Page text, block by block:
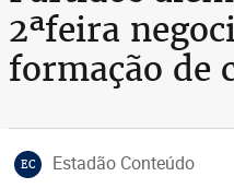
2ªfeira
formação de
EC Estadão Conteúdo